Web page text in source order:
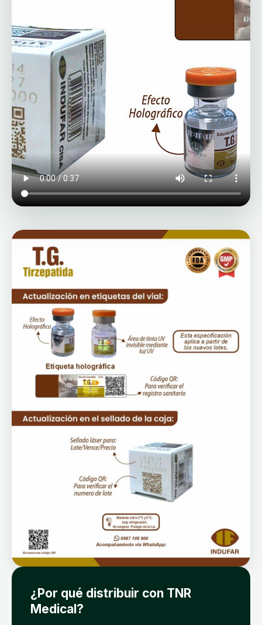
¿Por qué distribuir con TNR
Medical?